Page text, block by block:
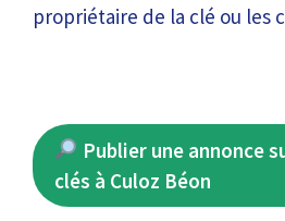
propriétaire de la clé ou les
Publier une annonce
clés à Culoz Béon